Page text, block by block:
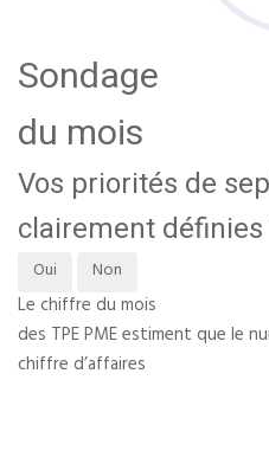
Sondage
du mois
Vos priorités de
clairement définies
Oui Non
Le chiffre du mois
des TPE PME estiment que le
chiffre d’affaires